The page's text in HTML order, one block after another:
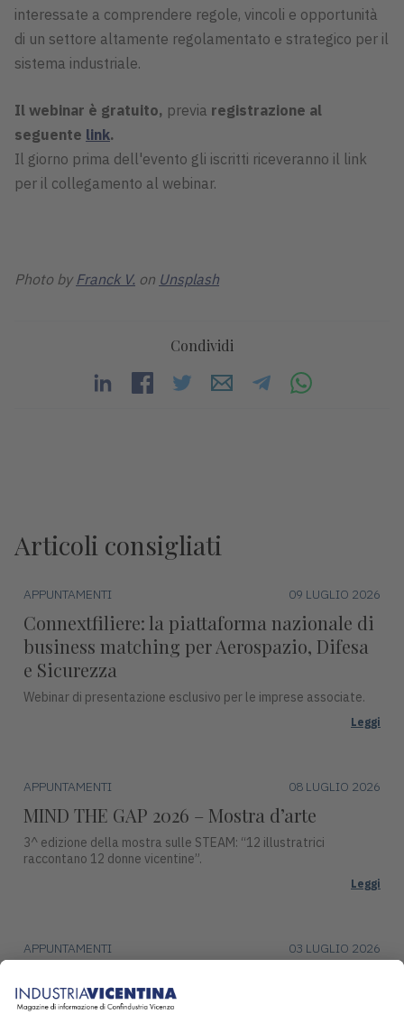
interessate a comprendere regole, vincoli e opportunità
di un settore altamente regolamentato e strategico per il
sistema industriale.
Il webinar è gratuito, previa registrazione al
seguente link.
Il giorno prima dell'evento gli iscritti riceveranno il link
per il collegamento al webinar.
Photo by Franck V. on Unsplash
Condividi
Articoli consigliati
APPUNTAMENTI 09 LUGLIO 2026
Connextfiliere: la piattaforma nazionale di
business matching per Aerospazio, Difesa
e Sicurezza
Webinar di presentazione esclusivo per le imprese associate.
Leggi
APPUNTAMENTI 08 LUGLIO 2026
MIND THE GAP 2026 – Mostra d’arte
3^ edizione della mostra sulle STEAM: “12 illustratrici
raccontano 12 donne vicentine”.
Leggi
APPUNTAMENTI 03 LUGLIO 2026
Mercoledì 15 luglio, alle ore 17:30, Piazza Duomo ad Asiago